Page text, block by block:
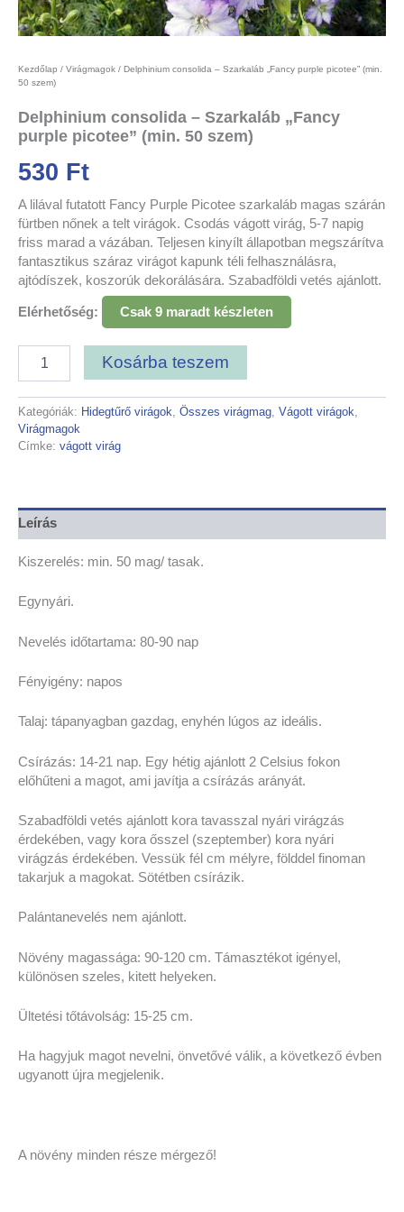
Kezdőlap / Virágmagok / Delphinium consolida – Szarkaláb „Fancy purple picotee” (min.
50 szem)
Delphinium consolida – Szarkaláb „Fancy
purple picotee” (min. 50 szem)
530 Ft
A lilával futatott Fancy Purple Picotee szarkaláb magas szárán
fürtben nőnek a telt virágok. Csodás vágott virág, 5-7 napig
friss marad a vázában. Teljesen kinyílt állapotban megszárítva
fantasztikus száraz virágot kapunk téli felhasználásra,
ajtódíszek, koszorúk dekorálására. Szabadföldi vetés ajánlott.
Elérhetőség: Csak 9 maradt készleten
Kosárba teszem
Kategóriák: Hidegtűrő virágok, Összes virágmag, Vágott virágok,
Virágmagok
Címke: vágott virág
Leírás
Kiszerelés: min. 50 mag/ tasak.
Egynyári.
Nevelés időtartama: 80-90 nap
Fényigény: napos
Talaj: tápanyagban gazdag, enyhén lúgos az ideális.
Csírázás: 14-21 nap. Egy hétig ajánlott 2 Celsius fokon
előhűteni a magot, ami javítja a csírázás arányát.
Szabadföldi vetés ajánlott kora tavasszal nyári virágzás
érdekében, vagy kora ősszel (szeptember) kora nyári
virágzás érdekében. Vessük fél cm mélyre, földdel finoman
takarjuk a magokat. Sötétben csírázik.
Palántanevelés nem ajánlott.
Növény magassága: 90-120 cm. Támasztékot igényel,
különösen szeles, kitett helyeken.
Ültetési tőtávolság: 15-25 cm.
Ha hagyjuk magot nevelni, önvetővé válik, a következő évben
ugyanott újra megjelenik.
A növény minden része mérgező!